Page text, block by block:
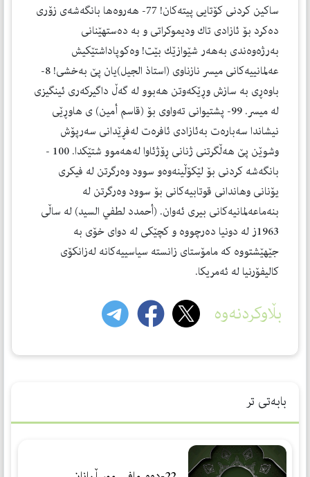
ساكین كردنی كۆتایی پیته‌كان! 77- هه‌روه‌ها بانگه‌شه‌ی زۆری
ده‌كرد بۆ ئازادی تاك ودیموكراتی و به‌ ده‌ستهێنانی
به‌رژه‌وه‌ندی به‌هه‌ر شێوازێك بێت! وه‌كوپاداشتێكیش
عه‌لمانییه‌كانی میسر نازناوی (استاذ الجیل)یان پێ به‌خشی! 8-
باوه‌ڕی به‌ سازش وڕێكه‌وتن هه‌بوو له‌ گه‌ڵ داگیركه‌ری ئینگیزی
له‌ میسر. 99- پشتیوانی ته‌واوی بۆ (قاسم أمین) ی هاوڕێی
نیشاندا سه‌باره‌ت به‌ئازادی ئافره‌ت له‌فڕێدانی سه‌رپۆش
وشوێن پێ هه‌ڵگرتنی ژنانی ڕۆژئاوا له‌هه‌موو شتێكدا. 100 -
بانگه‌شه‌ كردنی بۆ لێكۆڵینه‌وه‌و سوود وه‌رگرتن له‌ فیكری
یۆنانی وهاندانی قوتابیه‌كانی بۆ سوود وه‌رگرتن له‌
بنه‌ماعه‌لمانیه‌كانی بیری ئه‌وان. (أحمدد لطفي السید) له‌ ساڵی
1963ز له‌ دونیا ده‌رچووه‌ و كچێكی له‌ دوای خۆی به‌
جێهێشتووه‌ كه‌ مامۆستای زانسته‌ سیاسییه‌كانه‌ له‌زانكۆی
كالیفۆرنیا له‌ ئه‌مریكا.
بڵاوکردنەوە
بابەتی تر